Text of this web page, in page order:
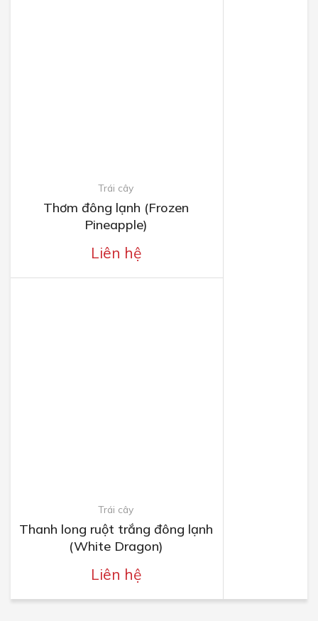
Trái cây
Thơm đông lạnh (Frozen
Pineapple)
Liên hệ
Trái cây
Thanh long ruột trắng đông lạnh
(White Dragon)
Liên hệ